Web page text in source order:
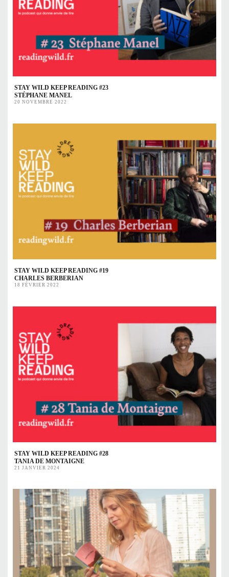
STAY WILD KEEP READING #23
STÉPHANE MANEL
20 NOVEMBRE 2022
STAY WILD KEEP READING #19
CHARLES BERBERIAN
18 FÉVRIER 2022
STAY WILD KEEP READING #28
TANIA DE MONTAIGNE
21 JANVIER 2024